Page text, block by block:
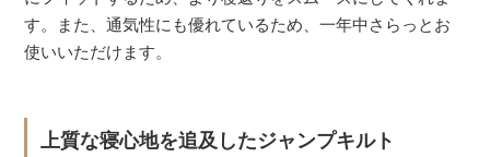
す。また、通気性にも優れているため、一年中さらっとお
使いいただけます。
上質な寝心地を追及したジャンプキルト